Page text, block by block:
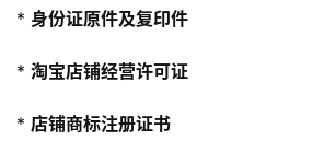
* 身份证原件及复印件
* 淘宝店铺经营许可证
* 店铺商标注册证书